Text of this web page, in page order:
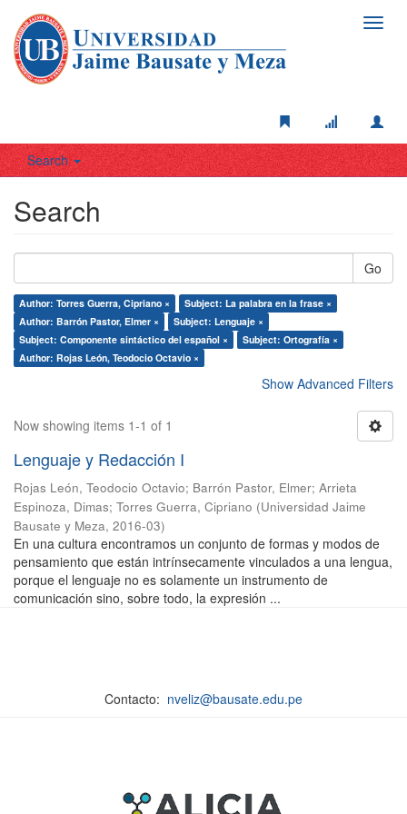
Search
Search
Go
Author: Torres Guerra, Cipriano ×
Subject: La palabra en la frase ×
Author: Barrón Pastor, Elmer ×
Subject: Lenguaje ×
Subject: Componente sintáctico del español ×
Subject: Ortografía ×
Author: Rojas León, Teodocio Octavio ×
Show Advanced Filters
Now showing items 1-1 of 1
Lenguaje y Redacción I
Rojas León, Teodocio Octavio; Barrón Pastor, Elmer; Arrieta
Espinoza, Dimas; Torres Guerra, Cipriano (Universidad Jaime
Bausate y Meza, 2016-03)
En una cultura encontramos un conjunto de formas y modos de
pensamiento que están intrínsecamente vinculados a una lengua,
porque el lenguaje no es solamente un instrumento de
comunicación sino, sobre todo, la expresión ...
Contacto: nveliz@bausate.edu.pe